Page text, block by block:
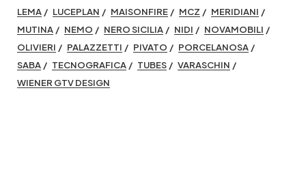
LEMA
LUCEPLAN MAISONFIRE MCZ
MERIDIANI
MUTINA
NEMO NERO SICILIA NIDI
NOVAMOBILI
OLIVIERI
PALAZZETTI PIVATO
PORCELANOSA
SABA
TECNOGRAFICA TUBES
VARASCHIN
WIENER GTV DESIGN